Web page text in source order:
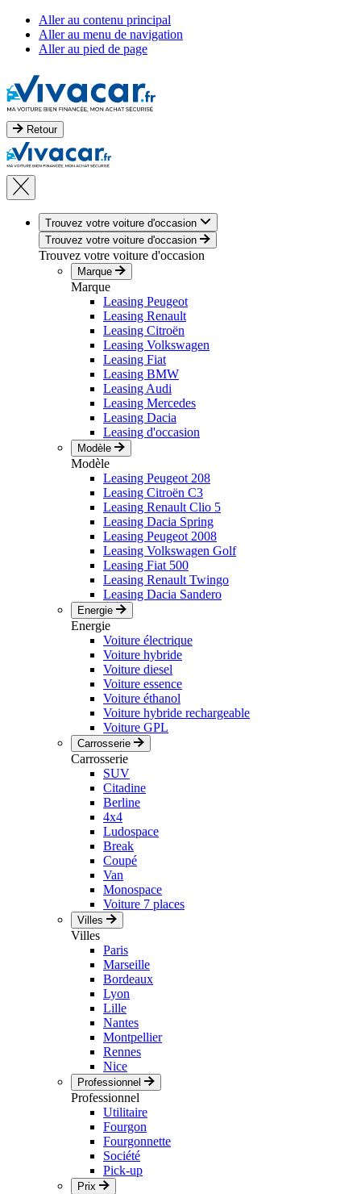
Aller au contenu principal
Aller au menu de navigation
Aller au pied de page
Retour
Trouvez votre voiture d'occasion
Trouvez votre voiture d'occasion
Trouvez votre voiture d'occasion
Marque
Marque
Leasing Peugeot
Leasing Renault
Leasing Citroën
Leasing Volkswagen
Leasing Fiat
Leasing BMW
Leasing Audi
Leasing Mercedes
Leasing Dacia
Leasing d'occasion
Modèle
Modèle
Leasing Peugeot 208
Leasing Citroën C3
Leasing Renault Clio 5
Leasing Dacia Spring
Leasing Peugeot 2008
Leasing Volkswagen Golf
Leasing Fiat 500
Leasing Renault Twingo
Leasing Dacia Sandero
Energie
Energie
Voiture électrique
Voiture hybride
Voiture diesel
Voiture essence
Voiture éthanol
Voiture hybride rechargeable
Voiture GPL
Carrosserie
Carrosserie
SUV
Citadine
Berline
4x4
Ludospace
Break
Coupé
Van
Monospace
Voiture 7 places
Villes
Villes
Paris
Marseille
Bordeaux
Lyon
Lille
Nantes
Montpellier
Rennes
Nice
Professionnel
Professionnel
Utilitaire
Fourgon
Fourgonnette
Société
Pick-up
Prix